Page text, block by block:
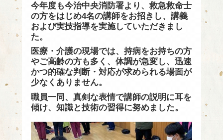
今年度も今治中央消防署より、救急救命士
の方をはじめ4名の講師をお招きし、講義
および実技指導を実施していただきまし
た。
医療・介護の現場では、持病をお持ちの方
やご高齢の方も多く、体調が急変し、迅速
かつ的確な判断・対応が求められる場面が
少なくありません。
職員一同、真剣な表情で講師の説明に耳を
傾け、知識と技術の習得に努めました。